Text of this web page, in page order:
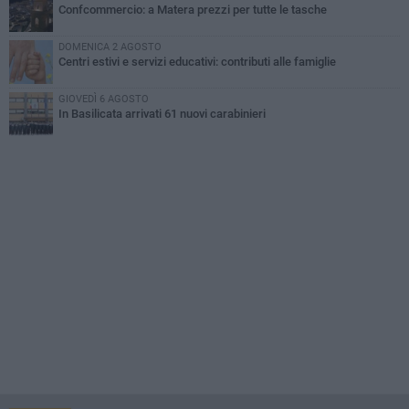
Confcommercio: a Matera prezzi per tutte le tasche
DOMENICA 2 AGOSTO
Centri estivi e servizi educativi: contributi alle famiglie
GIOVEDÌ 6 AGOSTO
In Basilicata arrivati 61 nuovi carabinieri